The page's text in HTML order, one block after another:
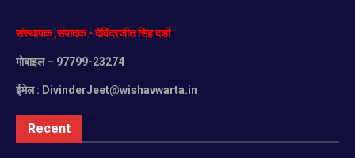
संस्थापक,संपादक-देविंदरजीतसिंहदर्शी
मोबाइल– 97799-23274
ईमेल : DivinderJeet@wishavwarta.in
Recent